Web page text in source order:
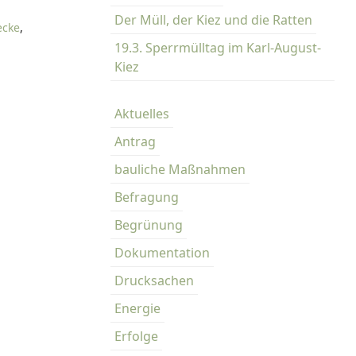
,
Der Müll, der Kiez und die Ratten
19.3. Sperrmülltag im Karl-August-
Kiez
Aktuelles
Antrag
bauliche Maßnahmen
Befragung
Begrünung
Dokumentation
Drucksachen
Energie
Erfolge